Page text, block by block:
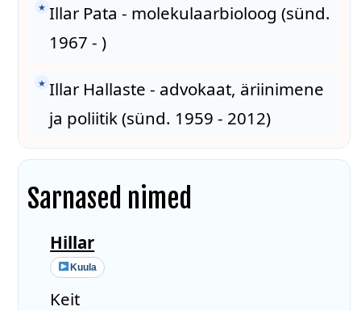
★ Illar Pata - molekulaarbioloog (sünd.
1967 - )
★ Illar Hallaste - advokaat, äriinimene
ja poliitik (sünd. 1959 - 2012)
Sarnased nimed
Hillar
Kuula
Keit